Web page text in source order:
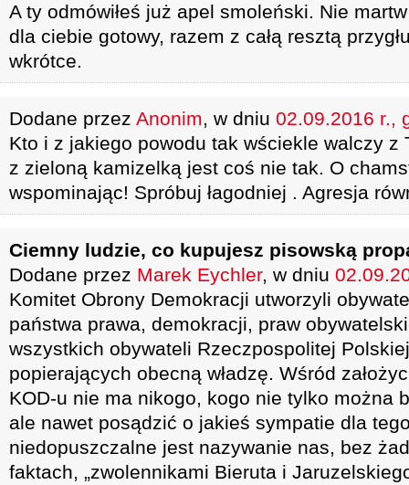
A ty odmówiłeś już apel smoleński. Nie
dla ciebie gotowy, razem z całą resztą
wkrótce.
Dodane przez Anonim, w dniu 02.09.2016 r.,
Kto i z jakiego powodu tak wściekle walczy z
z zieloną kamizelką jest coś nie tak. O
wspominając! Spróbuj łagodniej . Agresja
Ciemny ludzie, co kupujesz pisowską
Dodane przez Marek Eychler, w dniu
Komitet Obrony Demokracji utworzyli
państwa prawa, demokracji, praw
wszystkich obywateli Rzeczpospolitej
popierających obecną władzę. Wśród
KOD-u nie ma nikogo, kogo nie tylko można
ale nawet posądzić o jakieś sympatie dla
niedopuszczalne jest nazywanie nas, bez
faktach, „zwolennikami Bieruta i